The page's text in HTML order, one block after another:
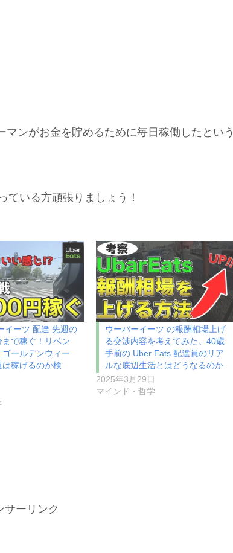
ンがお金を貯めるために毎日稼働したという
ている方頑張りましょう！
イーツ 配達 先週の
で稼ぐ！リベン
ールデンウィー
稼げるのか検
ウーバーイーツ の報酬相場上げ
る交渉内容を考えてみた。40歳
手前の Uber Eats 配達員のリア
ルな底辺生活とはどうなるのか
2025年3月29日
マインド・哲学
サーリンク